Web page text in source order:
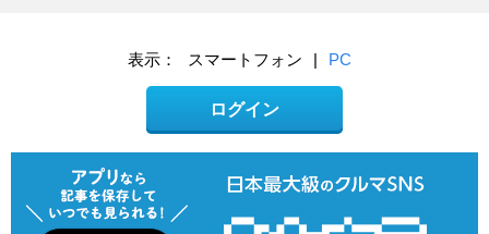
表示： スマートフォン | PC
ログイン